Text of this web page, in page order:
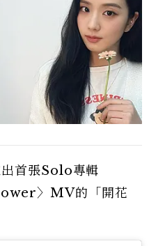
首張Solo專輯
〉MV的「開花